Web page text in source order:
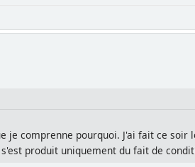
comprenne pourquoi. J'ai fait ce
produit uniquement du fait de